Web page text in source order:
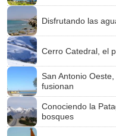
Disfrutando las
Cerro Catedral, el
San Antonio
fusionan
Conociendo la
bosques